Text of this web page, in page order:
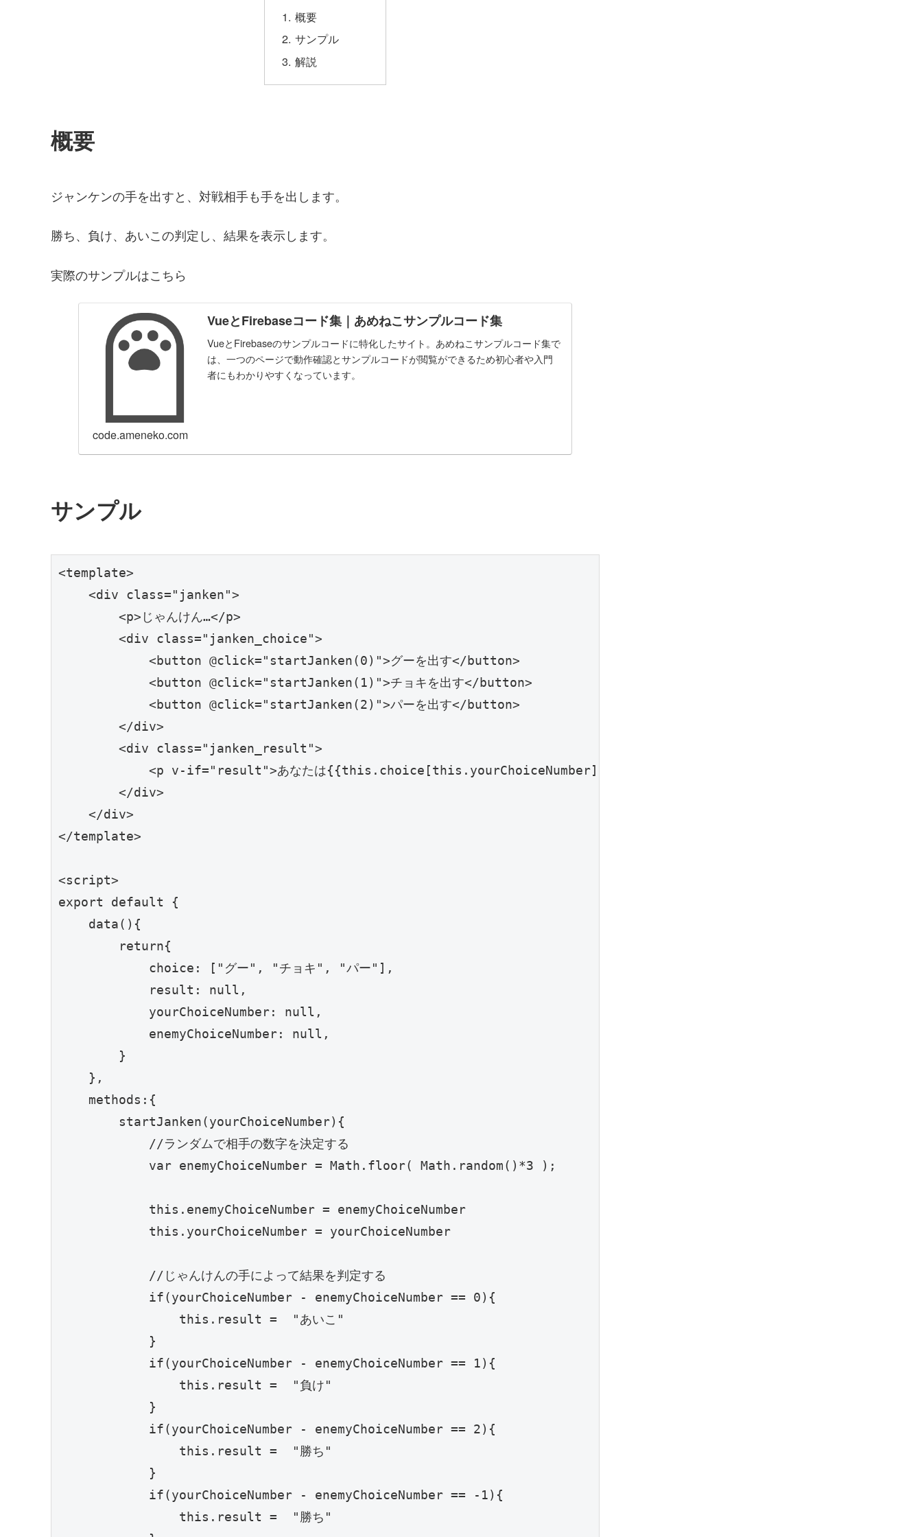
概要
サンプル
解説
概要
ジャンケンの手を出すと、対戦相手も手を出します。
勝ち、負け、あいこの判定し、結果を表示します。
実際のサンプルはこちら
VueとFirebaseコード集｜あめねこサンプルコード集
VueとFirebaseのサンプルコードに特化したサイト。あめねこサンプルコード集で
は、一つのページで動作確認とサンプルコードが閲覧ができるため初心者や入門
者にもわかりやすくなっています。
code.ameneko.com
サンプル
<template>
    <div class="janken">
        <p>じゃんけん…</p>
        <div class="janken_choice">
            <button @click="startJanken(0)">グーを出す</button>
            <button @click="startJanken(1)">チョキを出す</button>
            <button @click="startJanken(2)">パーを出す</button>
        </div>
        <div class="janken_result">
<p v-if="result">あなたは{{this.choice[this.yourChoiceNumber]}}を出して、相手は
        </div>
    </div>
</template>
<script>
export default {
    data(){
        return{
            choice: ["グー", "チョキ", "パー"],
            result: null,
            yourChoiceNumber: null,
            enemyChoiceNumber: null,
        }
    },
    methods:{
        startJanken(yourChoiceNumber){
            //ランダムで相手の数字を決定する
            var enemyChoiceNumber = Math.floor( Math.random()*3 );
            this.enemyChoiceNumber = enemyChoiceNumber
            this.yourChoiceNumber = yourChoiceNumber
            //じゃんけんの手によって結果を判定する
            if(yourChoiceNumber - enemyChoiceNumber == 0){
                this.result =  "あいこ"
            }
            if(yourChoiceNumber - enemyChoiceNumber == 1){
                this.result =  "負け"
            }
            if(yourChoiceNumber - enemyChoiceNumber == 2){
                this.result =  "勝ち"
            }
            if(yourChoiceNumber - enemyChoiceNumber == -1){
                this.result =  "勝ち"